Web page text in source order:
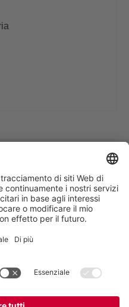
IN TECHNOLOGY
9/A, 26025
Italia
|Esonero da